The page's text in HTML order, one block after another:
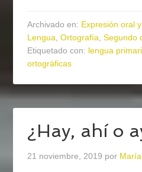
Archivado en: Expresión oral
Lengua,Ortografía,Segundo
Etiquetado con: lengua
ortográficas
¿Hay, ahí o
21 noviembre, 2019 por María